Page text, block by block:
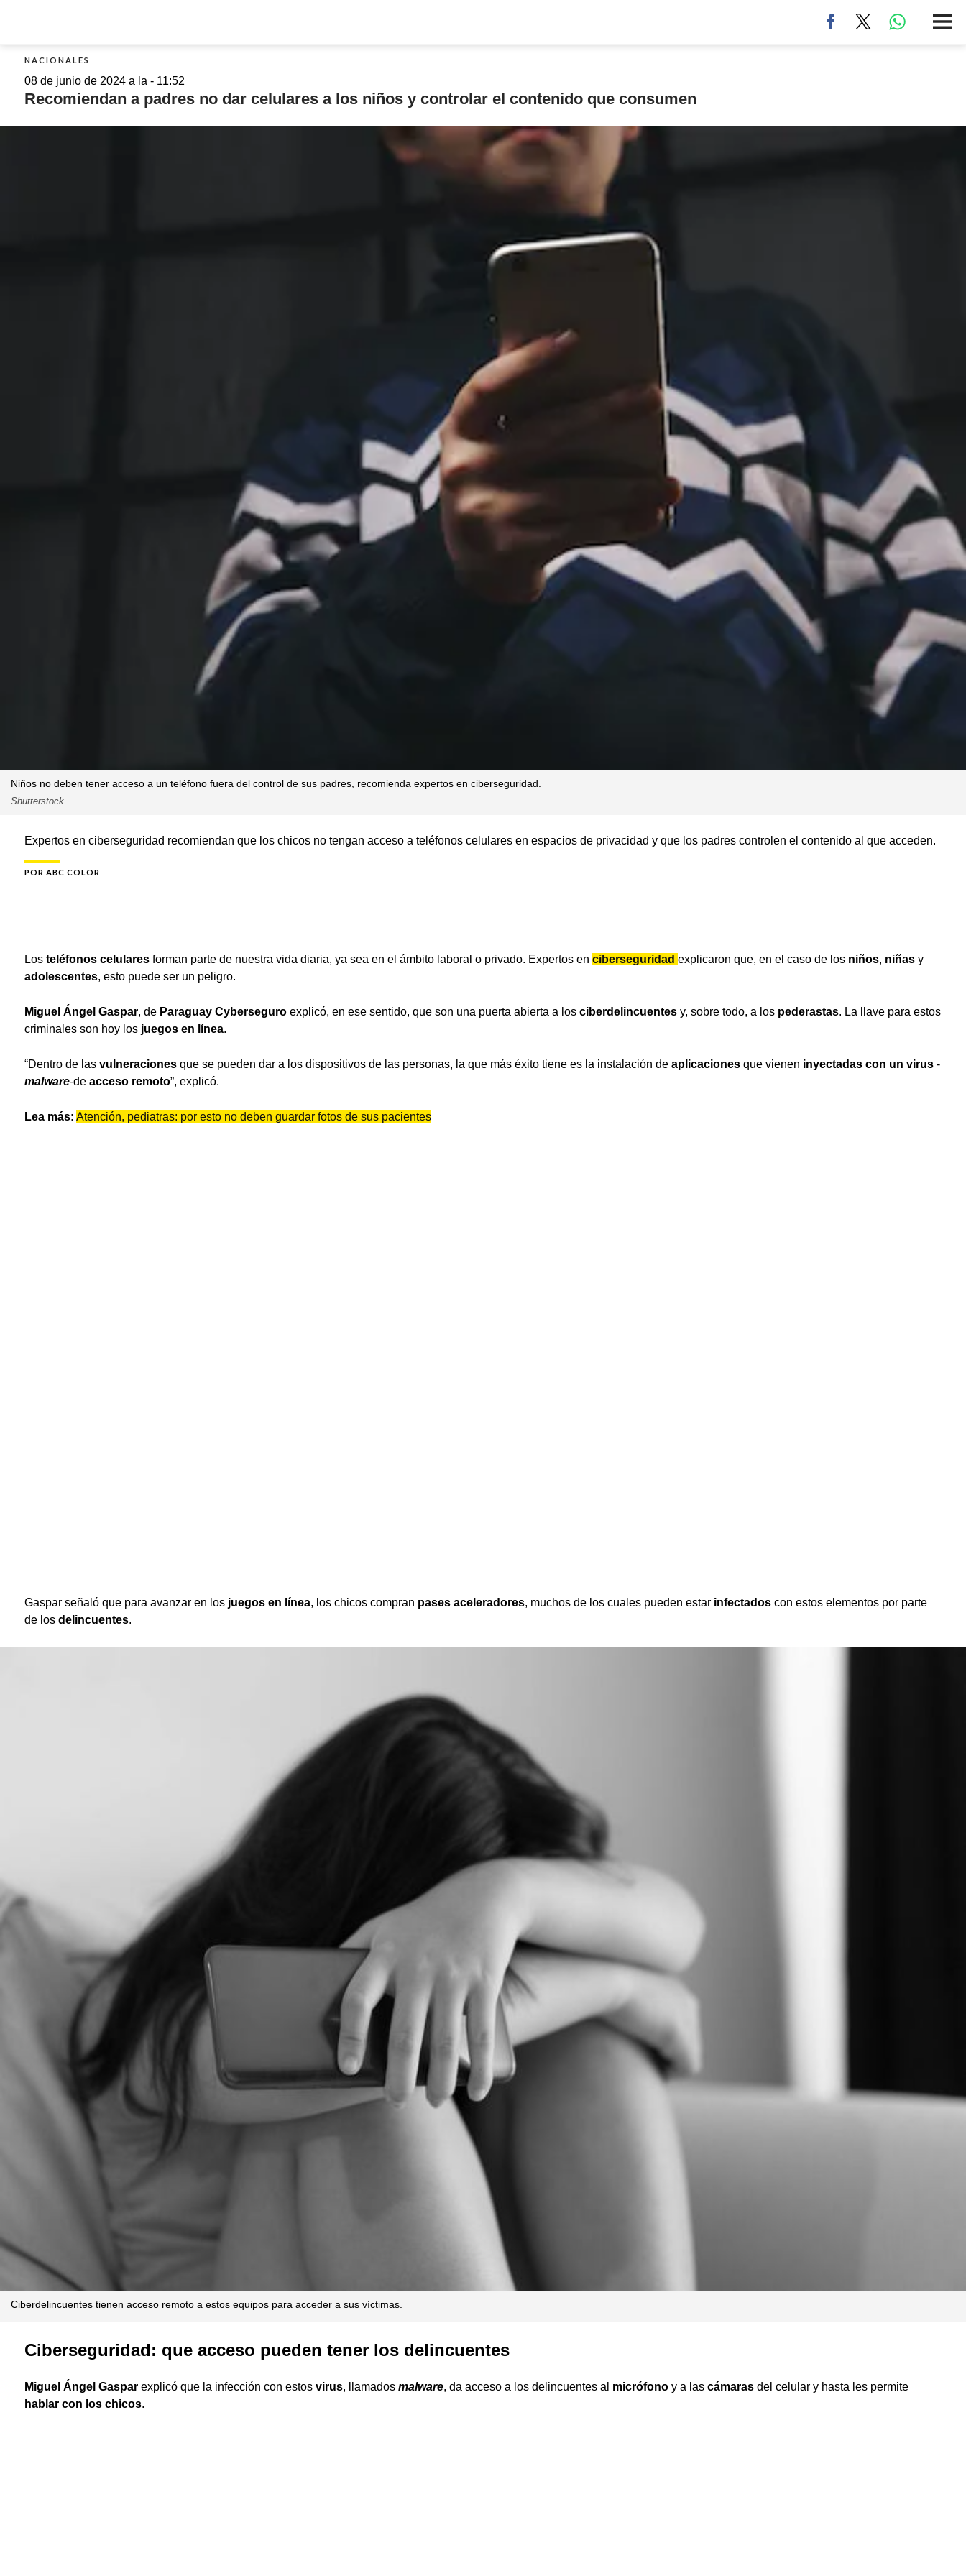
NACIONALES
08 de junio de 2024 a la - 11:52
Recomiendan a padres no dar celulares a los niños y controlar el contenido que consumen
Niños no deben tener acceso a un teléfono fuera del control de sus padres, recomienda expertos en ciberseguridad.
Shutterstock
Expertos en ciberseguridad recomiendan que los chicos no tengan acceso a teléfonos celulares en espacios de privacidad y que los padres controlen el contenido al que acceden.
POR ABC COLOR
Losteléfonos celularesforman parte de nuestra vida diaria, ya sea en el ámbito laboral o privado. Expertos en ciberseguridad explicaron que, en el caso de los niños, niñas y
adolescentes, esto puede ser un peligro.
Miguel Ángel Gaspar, de Paraguay Cyberseguro explicó, en ese sentido, que son una puerta abierta a los ciberdelincuentes y, sobre todo, a los pederastas. La llave para estos
criminales son hoy los juegos en línea.
“Dentro de las vulneraciones que se pueden dar a los dispositivos de las personas, la que más éxito tiene es la instalación de aplicaciones que vienen inyectadas con un virus -
malware-de acceso remoto”, explicó.
Lea más: Atención, pediatras: por esto no deben guardar fotos de sus pacientes
Gaspar señaló que para avanzar en losjuegos en línea, los chicos compran pases aceleradores, muchos de los cuales pueden estar infectados con estos elementos por parte
de los delincuentes.
Ciberdelincuentes tienen acceso remoto a estos equipos para acceder a sus víctimas.
Ciberseguridad: que acceso pueden tener los delincuentes
Miguel Ángel Gasparexplicó que la infección con estos virus, llamados malware, da acceso a los delincuentes al micrófono y a las cámaras del celular y hasta les permite
hablar con los chicos.